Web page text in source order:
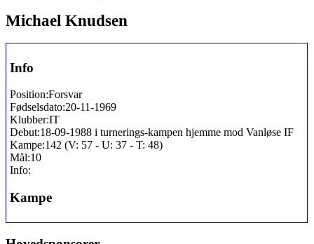
Michael Knudsen
Info
Position:Forsvar
Fødselsdato:20-11-1969
Klubber:IT
Debut:18-09-1988 i turnerings-kampen hjemme mod Vanløse IF
Kampe:142 (V: 57 - U: 37 - T: 48)
Mål:10
Info:
Kampe